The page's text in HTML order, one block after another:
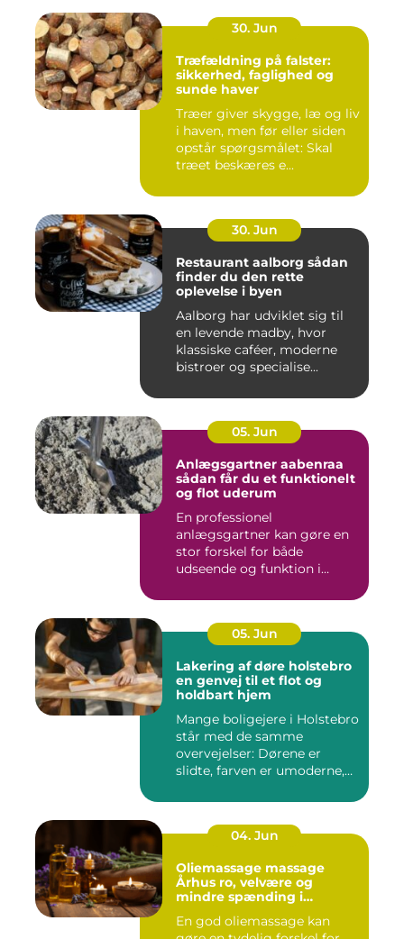
30. Jun
Træfældning på falster:
sikkerhed, faglighed og
sunde haver
Træer giver skygge, læ og liv
i haven, men før eller siden
opstår spørgsmålet: Skal
træet beskæres e...
30. Jun
Restaurant aalborg sådan
finder du den rette
oplevelse i byen
Aalborg har udviklet sig til
en levende madby, hvor
klassiske caféer, moderne
bistroer og specialise...
05. Jun
Anlægsgartner aabenraa
sådan får du et funktionelt
og flot uderum
En professionel
anlægsgartner kan gøre en
stor forskel for både
udseende og funktion i
05. Jun
Lakering af døre holstebro
en genvej til et flot og
holdbart hjem
Mange boligejere i Holstebro
står med de samme
overvejelser: Dørene er
slidte, farven er umoderne,
04. Jun
Oliemassage massage
Århus ro, velvære og
mindre spænding i
En god oliemassage kan